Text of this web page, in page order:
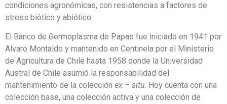
condiciones agronómicas, con resistencias a factores de
stress biótico y abiótico.
El Banco de Germoplasma de Papas fue iniciado en 1941 por
Alvaro Montaldo y mantenido en Centinela por el Ministerio
de Agricultura de Chile hasta 1958 donde la Universidad
Austral de Chile asumió la responsabilidad del
mantenimiento de la colección ex – situ. Hoy cuenta con una
colección base, una colección activa y una colección de